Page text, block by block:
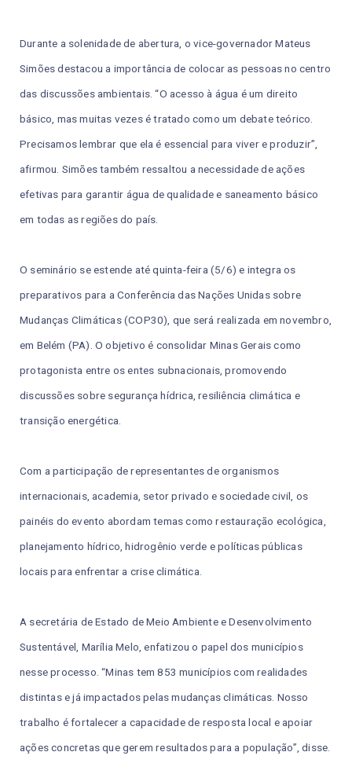
Durante a solenidade de abertura, o vice-governador Mateus
Simões destacou a importância de colocar as pessoas no centro
das discussões ambientais. “O acesso à água é um direito
básico, mas muitas vezes é tratado como um debate teórico.
Precisamos lembrar que ela é essencial para viver e produzir”,
afirmou. Simões também ressaltou a necessidade de ações
efetivas para garantir água de qualidade e saneamento básico
em todas as regiões do país.
O seminário se estende até quinta-feira (5/6) e integra os
preparativos para a Conferência das Nações Unidas sobre
Mudanças Climáticas (COP30), que será realizada em novembro,
em Belém (PA). O objetivo é consolidar Minas Gerais como
protagonista entre os entes subnacionais, promovendo
discussões sobre segurança hídrica, resiliência climática e
transição energética.
Com a participação de representantes de organismos
internacionais, academia, setor privado e sociedade civil, os
painéis do evento abordam temas como restauração ecológica,
planejamento hídrico, hidrogênio verde e políticas públicas
locais para enfrentar a crise climática.
A secretária de Estado de Meio Ambiente e Desenvolvimento
Sustentável, Marília Melo, enfatizou o papel dos municípios
nesse processo. “Minas tem 853 municípios com realidades
distintas e já impactados pelas mudanças climáticas. Nosso
trabalho é fortalecer a capacidade de resposta local e apoiar
ações concretas que gerem resultados para a população”, disse.